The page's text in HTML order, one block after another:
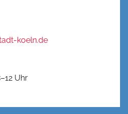
koeln.de
Uhr